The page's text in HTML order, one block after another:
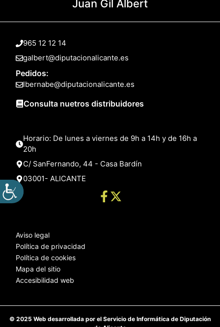
Juan Gil Albert
965 12 12 14
galbert@diputacionalicante.es
Pedidos:
lbernabe@diputacionalicante.es
Consulta nuetros distribuidores
Horario: De lunes a viernes de 9h a 14h y de 16h a
20h
C/ SanFernando, 44 - Casa Bardín
03001- ALICANTE
Aviso legal
Política de privacidad
Política de cookies
Mapa del sitio
Accesibilidad web
© 2025 Web desarrollada por el Servicio de Informática de Diputación